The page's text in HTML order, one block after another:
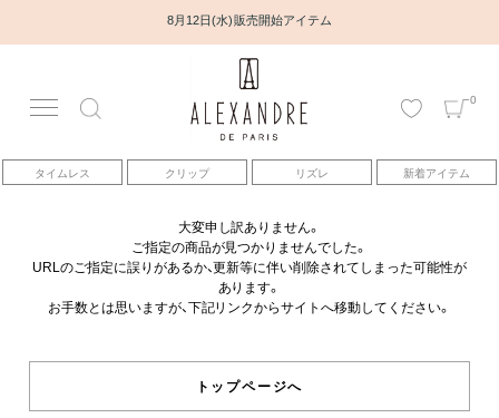
8月12日(水) 販売開始アイテム
0
タイムレス クリップ リズレ 新着アイテム
アカウント
アイテム
ベストセラー
コレクション
大変申し訳ありません。
ご指定の商品が見つかりませんでした。
URLのご指定に誤りがあるか、更新等に伴い削除されてしまった可能性が
あります。
お手数とは思いますが、下記リンクからサイトへ移動してください。
トップページへ